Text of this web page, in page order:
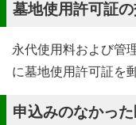
墓地使用許可証の
永代使用料および管
に墓地使用許可証を
申込みのなかっ